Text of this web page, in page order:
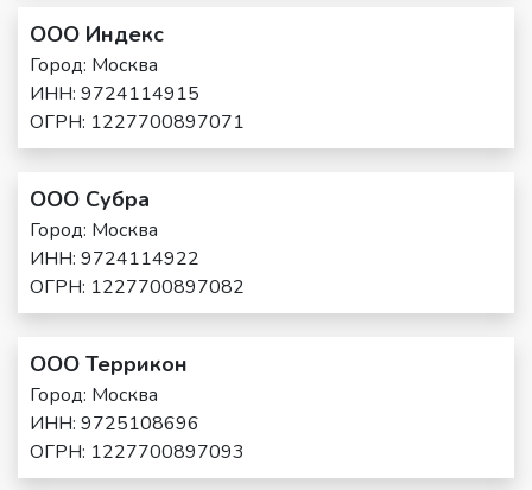
ООО Индекс
Город: Москва
ИНН: 9724114915
ОГРН: 1227700897071
ООО Субра
Город: Москва
ИНН: 9724114922
ОГРН: 1227700897082
ООО Террикон
Город: Москва
ИНН: 9725108696
ОГРН: 1227700897093